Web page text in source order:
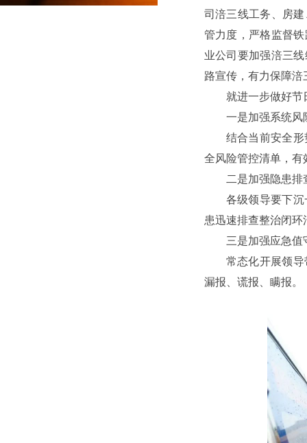
司涪三线工务、房
管力度，严格监督
业公司要加强涪三
路宣传，有力保障
就进一步做好节
一是加强系统风
结合当前安全
全风险管控清单，有
二是加强隐患排
各级领导要下
患迅速排查整治闭
三是加强应急值
常态化开展领
漏报、谎报、瞒报。